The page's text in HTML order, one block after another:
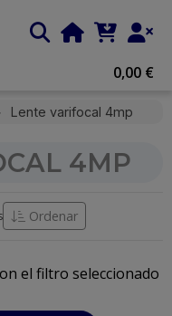
0,00 €
Lente varifocal 4mp
4MP
Ordenar
el filtro seleccionado